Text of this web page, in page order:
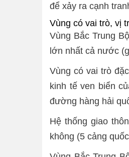
để xảy ra cạnh
Vùng có vai trò, vị
Vùng Bắc Trung
lớn nhất cả nước
Vùng có vai trò
kinh tế ven biển
đường hàng hải
Hệ thống giao
không (5 cảng